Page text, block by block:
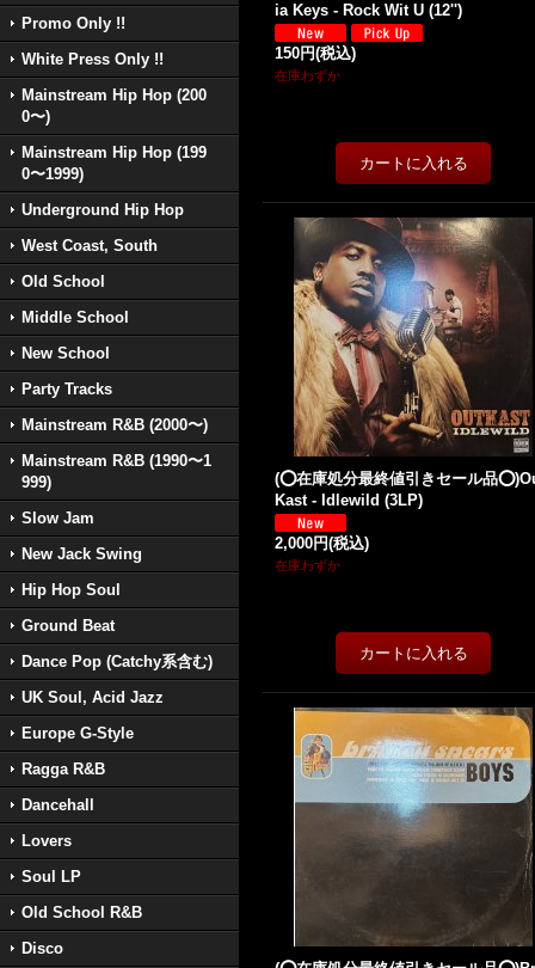
Promo Only !!
White Press Only !!
Mainstream Hip Hop (200
0〜)
Mainstream Hip Hop (199
0〜1999)
Underground Hip Hop
West Coast, South
Old School
Middle School
New School
Party Tracks
Mainstream R&B (2000〜)
Mainstream R&B (1990〜1
999)
Slow Jam
New Jack Swing
Hip Hop Soul
Ground Beat
Dance Pop (Catchy系含む)
UK Soul, Acid Jazz
Europe G-Style
Ragga R&B
Dancehall
Lovers
Soul LP
Old School R&B
Disco
ia Keys - Rock Wit U (12'')
150円(税込)
在庫わずか
(⭕️在庫処分最終値引きセール品
Kast - Idlewild (3LP)
2,000円(税込)
在庫わずか